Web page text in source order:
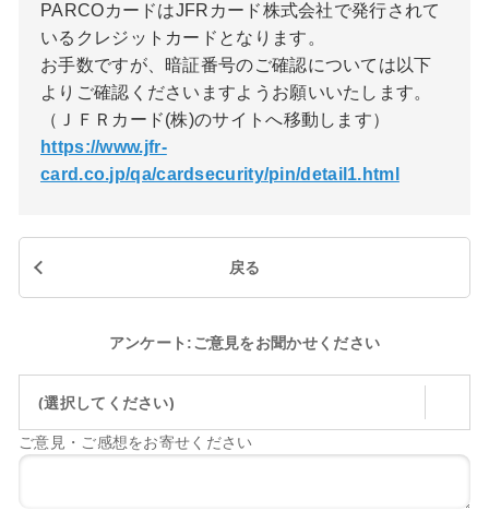
PARCOカードはJFRカード株式会社で発行されて
いるクレジットカードとなります。
お手数ですが、暗証番号のご確認については以下
よりご確認くださいますようお願いいたします。
（ＪＦＲカード(株)のサイトへ移動します）
https://www.jfr-
card.co.jp/qa/cardsecurity/pin/detail1.html
戻る
アンケート:ご意見をお聞かせください
(選択してください)
ご意見・ご感想をお寄せください